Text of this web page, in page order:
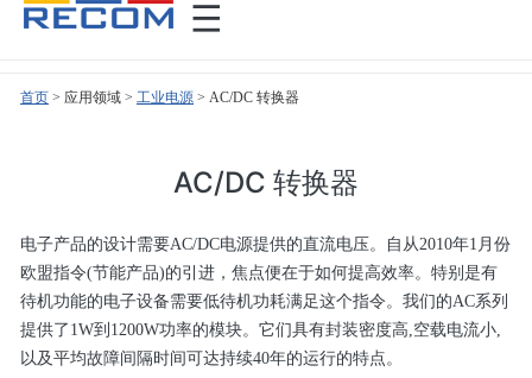
首页 > > 工业电源 > AC/DC 转换器
AC/DC 转换器
电子产品的设计需要AC/DC电源提供的直流电压。自从2010年1月份
欧盟指令(节能产品)的引进，焦点便在于如何提高效率。特别是有
待机功能的电子设备需要低待机功耗满足这个指令。我们的AC系列
提供了1W到1200W功率的模块。它们具有封装密度高,空载电流小,
以及平均故障间隔时间可达持续40年的运行的特点。